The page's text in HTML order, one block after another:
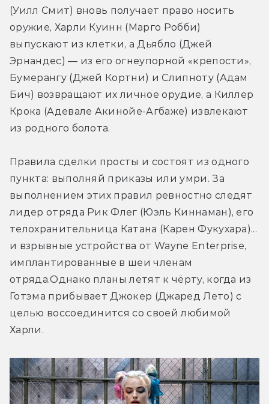
(Уилл Смит) вновь получает право носить
оружие, Харли Куинн (Марго Робби)
выпускают из клетки, а Дьябло (Джей
Эрнандес) — из его огнеупорной «крепости»,
Бумерангу (Джей Кортни) и Слипноту (Адам
Бич) возвращают их личное орудие, а Киллер
Крока (Адевале Акинойе-Агбаже) извлекают
из родного болота.
Правила сделки просты и состоят из одного
пункта: выполняй приказы или умри. За
выполнением этих правил ревностно следят
лидер отряда Рик Флег (Юэль Киннаман), его
телохранительница Катана (Карен Фукухара)...
и взрывные устройства от Wayne Enterprise,
имплантированные в шеи членам
отряда.Однако планы летят к чёрту, когда из
Готэма прибывает Джокер (Джаред Лето) с
целью воссоединится со своей любимой
Харли.